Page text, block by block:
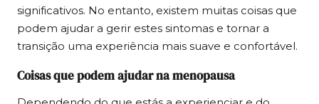
significativos. No entanto, existem muitas coisas que
podem ajudar a gerir estes sintomas e tornar a
transição uma experiência mais suave e confortável.
Coisas que podem ajudar na menopausa